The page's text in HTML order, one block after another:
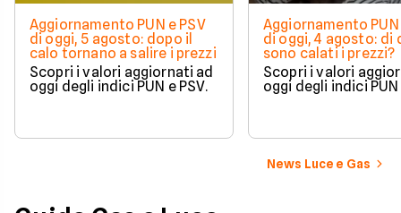
Aggiornamento PUN e PSV
di oggi, 5 agosto: dopo il
calo tornano a salire i prezzi
Scopri i valori aggiornati ad
oggi degli indici PUN e PSV.
Aggiornamento PUN
di oggi, 4 agosto: di
sono calati i prezzi?
Scopri i valori
oggi degli indici PUN
News Luce e Gas